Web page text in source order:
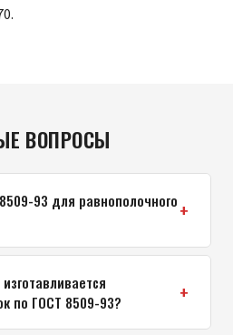
.
ВОПРОСЫ
93 для равнополочного
по ГОСТ 8509-93?